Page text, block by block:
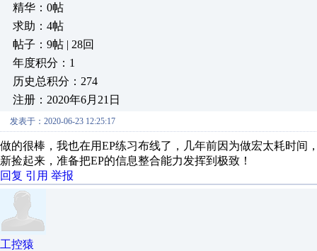
精华：0帖
求助：4帖
帖子：9帖 | 28回
年度积分：1
历史总积分：274
注册：2020年6月21日
发表于：2020-06-23 12:25:17
做的很棒，我也在用EP练习布线了，几年前因为做宏太耗时
新捡起来，准备把EP的信息整合能力发挥到极致！
回复 引用 举报
工控猿